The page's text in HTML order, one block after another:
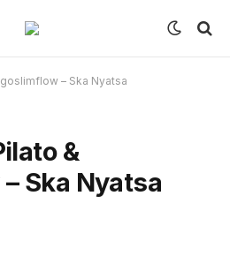
– Ska Nyatsa
&
Ska Nyatsa